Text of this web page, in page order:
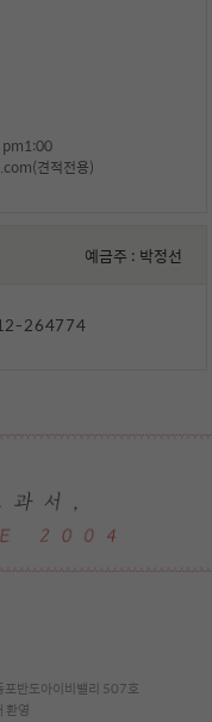
견적전용)
예금주 : 박정선
264774
반도아이비밸리 507호
영